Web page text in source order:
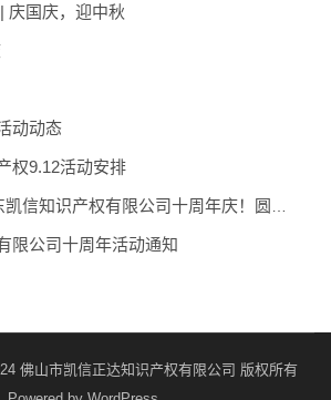
庆国庆，迎中秋
动动态
权9.12活动安排
限公司十周年活动通知
佛山市凯信正达知识产权有限公司 版权所有